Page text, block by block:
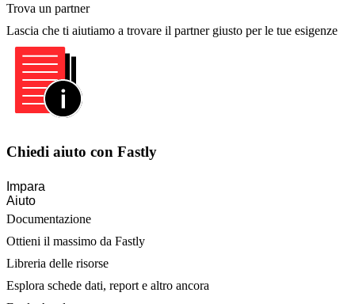
Trova un partner
Lascia che ti aiutiamo a trovare il partner giusto per le tue esigenze
Chiedi aiuto con Fastly
Impara
Aiuto
Documentazione
Ottieni il massimo da Fastly
Libreria delle risorse
Esplora schede dati, report e altro ancora